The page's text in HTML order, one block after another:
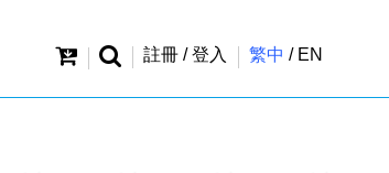
註冊 / 登入 繁中 / EN